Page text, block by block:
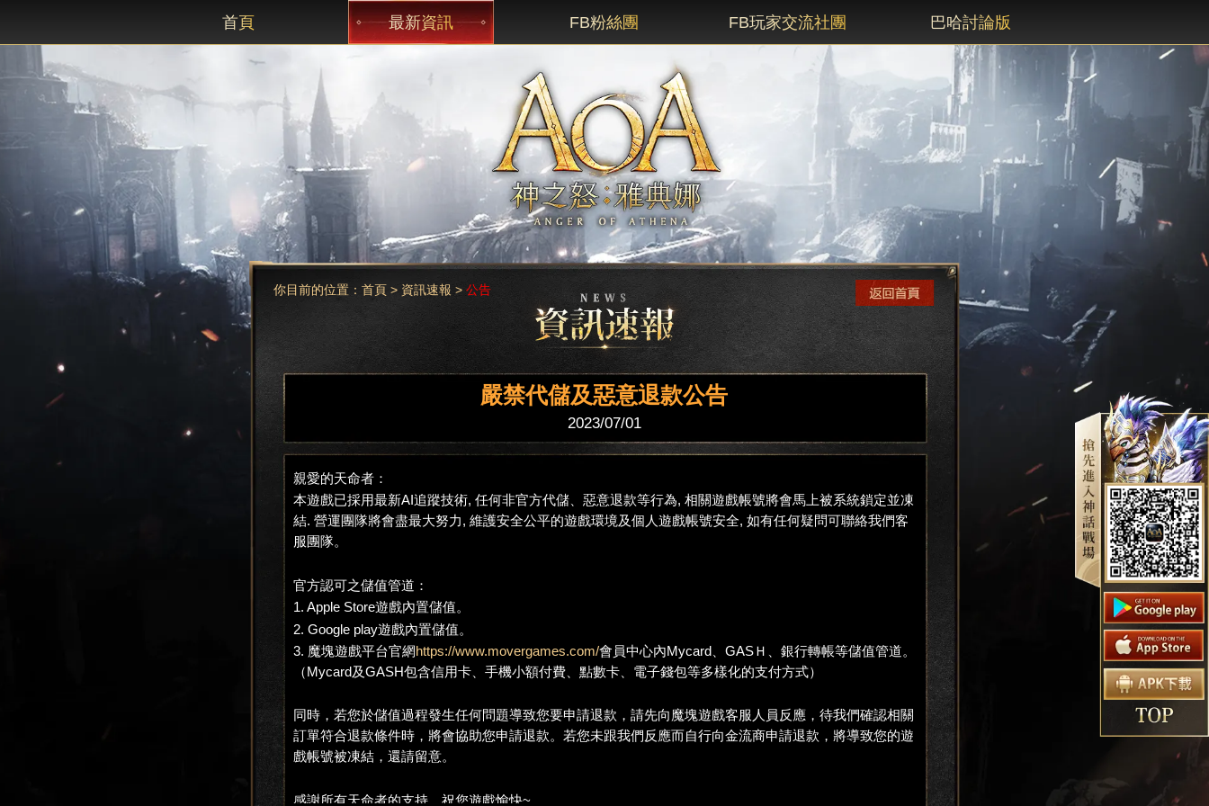
首頁 最新資訊 FB粉絲團 FB玩家交流社團 巴哈討論版
你目前的位置：首頁 > 資訊速報 >公告
嚴禁代儲及惡意退款公告
2023/07/01
親愛的天命者：
本遊戲已採用最新AI追蹤技術, 任何非官方代儲、惡意退款等行為, 相關遊戲帳號將會馬上被系統鎖定並凍
結. 營運團隊將會盡最大努力, 維護安全公平的遊戲環境及個人遊戲帳號安全, 如有任何疑問可聯絡我們客
服團隊。
官方認可之儲值管道：
1. Apple Store遊戲內置儲值。
2. Google play遊戲內置儲值。
3. 魔塊遊戲平台官網 https://www.movergames.com/會員中心內Mycard、GASＨ、銀行轉帳等儲值管道。
（Mycard及GASH包含信用卡、手機小額付費、點數卡、電子錢包等多樣化的支付方式）
同時，若您於儲值過程發生任何問題導致您要申請退款，請先向魔塊遊戲客服人員反應，待我們確認相關
訂單符合退款條件時，將會協助您申請退款。若您未跟我們反應而自行向金流商申請退款，將導致您的遊
戲帳號被凍結，還請留意。
感謝所有天命者的支持，祝您遊戲愉快~